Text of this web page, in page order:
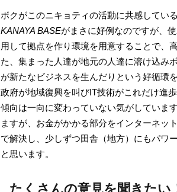
ボクがこのニキョティの活動に共感してい
KANAYA BASEがまさに好例なのですが、
用して拠点を作り環境を用意することで、
た、集まった人達が地元の人達に溶け込み
が新たなビジネスを生んだりという好循環
政府が地域復興を叫びIT技術がこれだけ進
傾向は一向に変わっていない気がしていま
ますが、お金がかかる部分をインターネッ
で解決し、少しずつ田舎（地方）にもパワ
と思います。
たくさんの意見を聞きたい